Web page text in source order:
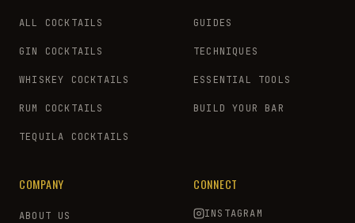
ALL COCKTAILS
GIN COCKTAILS
WHISKEY COCKTAILS
RUM COCKTAILS
TEQUILA COCKTAILS
GUIDES
TECHNIQUES
ESSENTIAL TOOLS
BUILD YOUR BAR
COMPANY
ABOUT US
CONNECT
INSTAGRAM